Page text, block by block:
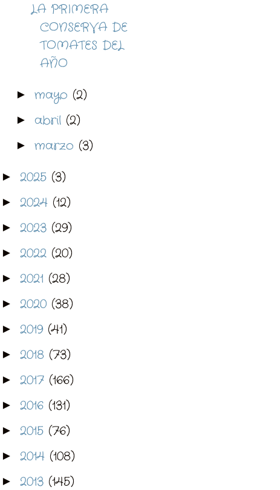
LA PRIMERA
CONSERVA DE
TOMATES DEL
AÑO
► mayo (2)
► abril (2)
► marzo (3)
► 2025 (3)
► 2024 (12)
► 2023 (29)
► 2022 (20)
► 2021 (28)
► 2020 (38)
► 2019 (41)
► 2018 (73)
► 2017 (166)
► 2016 (131)
► 2015 (76)
► 2014 (108)
► 2013 (145)